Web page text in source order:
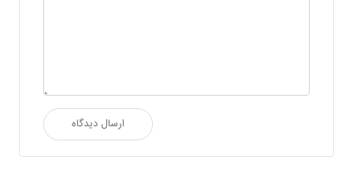
ارسال دیدگاه